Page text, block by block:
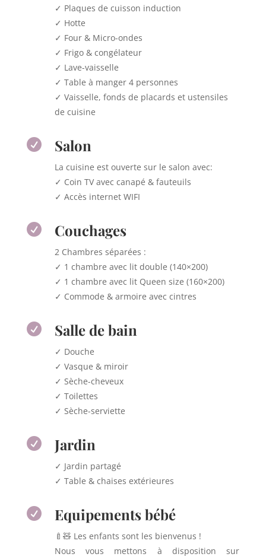
✓ Plaques de cuisson induction
✓ Hotte
✓ Four & Micro-ondes
✓ Frigo & congélateur
✓ Lave-vaisselle
✓ Table à manger 4 personnes
✓ Vaisselle, fonds de placards et ustensiles
de cuisine
 Salon
La cuisine est ouverte sur le salon avec:
✓ Coin TV avec canapé & fauteuils
✓ Accès internet WIFI
 Couchages
2 Chambres séparées :
✓ 1 chambre avec lit double (140×200)
✓ 1 chambre avec lit Queen size (160×200)
✓ Commode & armoire avec cintres
 Salle de bain
✓ Douche
✓ Vasque & miroir
✓ Sèche-cheveux
✓ Toilettes
✓ Sèche-serviette
 Jardin
✓ Jardin partagé
✓ Table & chaises extérieures
 Equipements bébé
🍼🧸 Les enfants sont les bienvenus !
Nous vous mettons à disposition sur